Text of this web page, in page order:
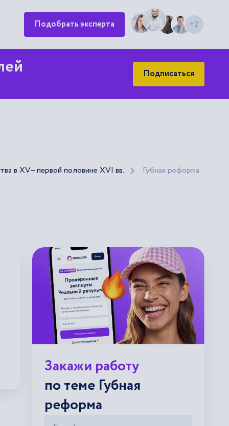
Подобрать эксперта +2
Подписаться
в XV– первой половине XVI вв. Губная реформа
Закажи работу
по теме Губная
реформа